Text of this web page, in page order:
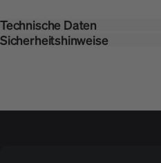
Technische Daten
Sicherheitshinweise